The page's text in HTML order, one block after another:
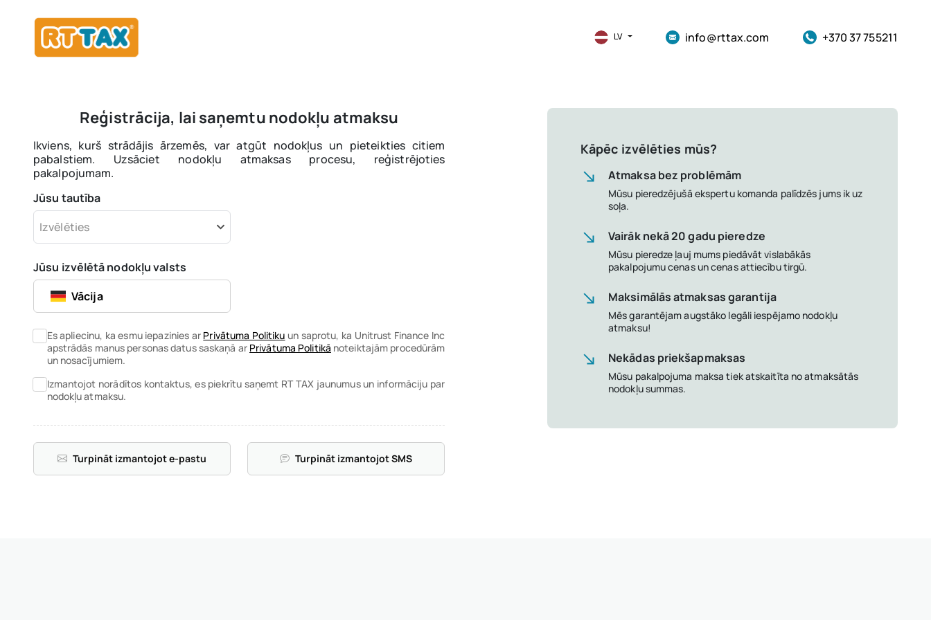
LV info@rttax.com +370 37 755211
Reģistrācija, lai saņemtu nodokļu atmaksu
Ikviens, kurš strādājis ārzemēs, var atgūt nodokļus un pieteikties citiem
pabalstiem. Uzsāciet nodokļu atmaksas procesu, reģistrējoties
pakalpojumam.
Jūsu tautība
Izvēlēties
Jūsu izvēlētā nodokļu valsts
Vācija
Es apliecinu, ka esmu iepazinies ar Privātuma Politiku un saprotu, ka Unitrust Finance Inc
apstrādās manus personas datus saskaņā ar Privātuma Politikā noteiktajām procedūrām
un nosacījumiem.
Izmantojot norādītos kontaktus, es piekrītu saņemt RT TAX jaunumus un informāciju par
nodokļu atmaksu.
Turpināt izmantojot e-pastu Turpināt izmantojot SMS
Kāpēc izvēlēties mūs?
Atmaksa bez problēmām
Mūsu pieredzējušā ekspertu komanda palīdzēs jums ik uz
soļa.
Vairāk nekā 20 gadu pieredze
Mūsu pieredze ļauj mums piedāvāt vislabākās
pakalpojumu cenas un cenas attiecību tirgū.
Maksimālās atmaksas garantija
Mēs garantējam augstāko legāli iespējamo nodokļu
atmaksu!
Nekādas priekšapmaksas
Mūsu pakalpojuma maksa tiek atskaitīta no atmaksātās
nodokļu summas.